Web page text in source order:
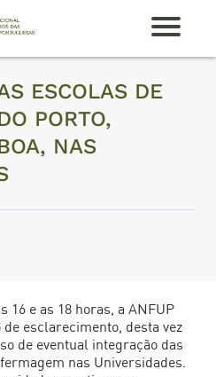
ões
ESCOLAS DE
PORTO,
NAS
16 e as 18 horas, a ANFUP
esclarecimento, desta vez
de eventual integração das
nas Universidades.